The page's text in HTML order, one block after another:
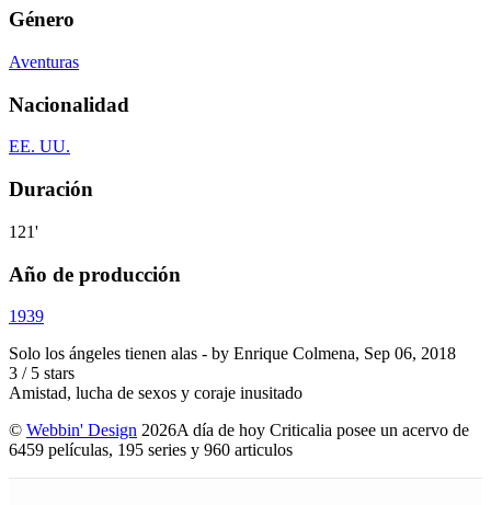
Género
Aventuras
Nacionalidad
EE. UU.
Duración
121'
Año de producción
1939
Solo los ángeles tienen alas - by Enrique Colmena, Sep 06, 2018
3 / 5 stars
Amistad, lucha de sexos y coraje inusitado
© Webbin' Design 2026A día de hoy Criticalia posee un acervo de
6459 películas, 195 series y 960 articulos